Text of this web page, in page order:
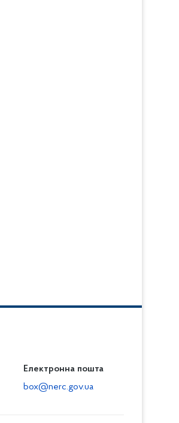
Електронна пошта
box@nerc.gov.ua